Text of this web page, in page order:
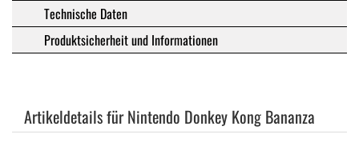
Technische Daten
Produktsicherheit und Informationen
Artikeldetails für Nintendo Donkey Kong Bananza